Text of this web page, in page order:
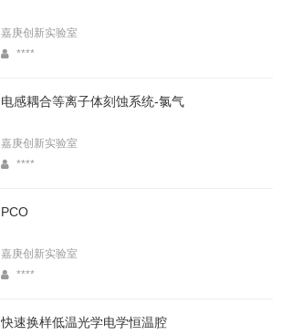
嘉庚创新实验室
****
电感耦合等离子体刻蚀系统-氯气
嘉庚创新实验室
****
PCO
嘉庚创新实验室
****
快速换样低温光学电学恒温腔